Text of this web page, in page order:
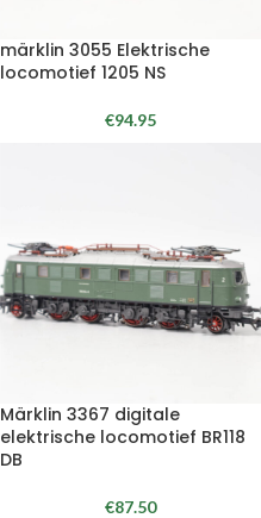
märklin 3055 Elektrische
locomotief 1205 NS
€94.95
Märklin 3367 digitale
elektrische locomotief BR118
DB
€87.50